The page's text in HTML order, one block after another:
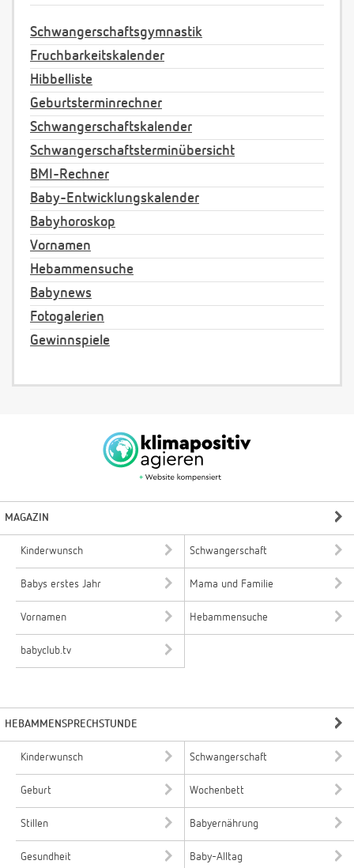
Schwangerschaftsgymnastik
Fruchbarkeitskalender
Hibbelliste
Geburtsterminrechner
Schwangerschaftskalender
Schwangerschaftsterminübersicht
BMI-Rechner
Baby-Entwicklungskalender
Babyhoroskop
Vornamen
Hebammensuche
Babynews
Fotogalerien
Gewinnspiele
MAGAZIN
Kinderwunsch Schwangerschaft
Babys erstes Jahr Mama und Familie
Vornamen Hebammensuche
babyclub.tv
HEBAMMENSPRECHSTUNDE
Kinderwunsch Schwangerschaft
Geburt Wochenbett
Stillen Babyernährung
Gesundheit Baby-Alltag